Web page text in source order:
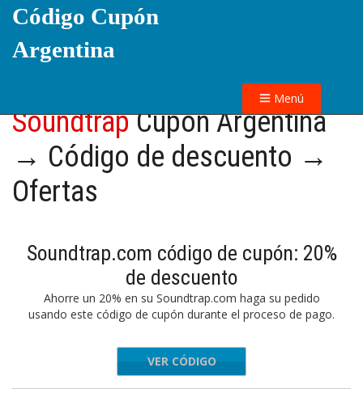
Código Cupón
Argentina
Menú
SoundtrapCupón Argentina
→ Código de descuento →
Ofertas
Soundtrap.com código de cupón: 20%
de descuento
Ahorre un 20% en su Soundtrap.com haga su pedido
usando este código de cupón durante el proceso de pago.
SPRING
VER CÓDIGO